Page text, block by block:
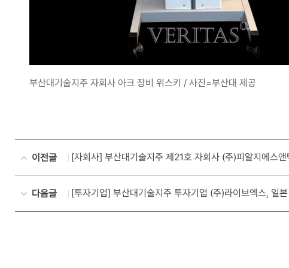
부산대기술지주 자회사 아크 장비 위스키 / 사진=부산대 제공
이전글 [자회사] 부산대기술지주 제21호 자회사 (주)피알지에스
다음글 [투자기업] 부산대기술지주 투자기업 (주)라이브엑스, 일